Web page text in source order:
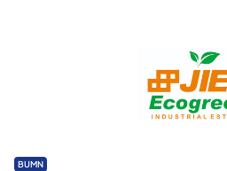
BUMN